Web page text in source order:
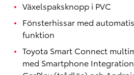
Växelspaksknopp i PVC
Fönsterhissar med
funktion
Toyota Smart Connect
med Smartphone